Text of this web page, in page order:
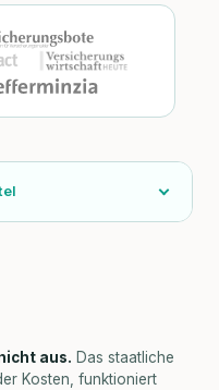
aus. Das staatliche
Kosten, funktioniert